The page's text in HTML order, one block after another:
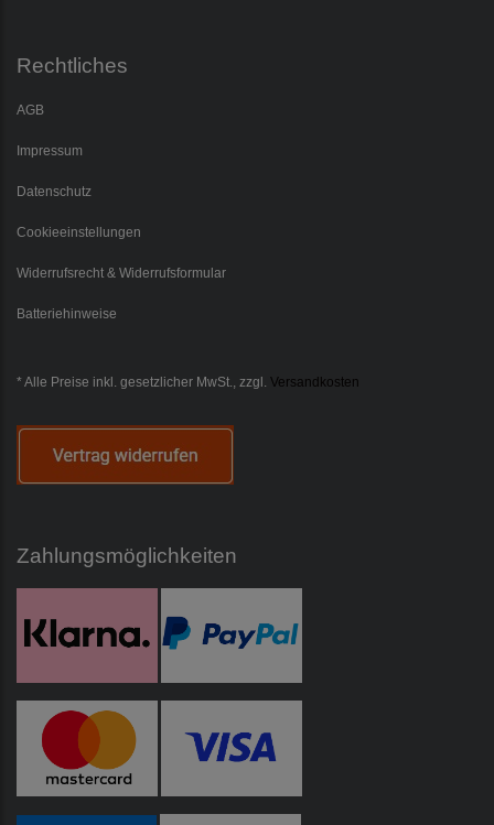
Rechtliches
AGB
Impressum
Datenschutz
Cookieeinstellungen
Widerrufsrecht & Widerrufsformular
Batteriehinweise
* Alle Preise inkl. gesetzlicher MwSt., zzgl. Versandkosten
Zahlungsmöglichkeiten